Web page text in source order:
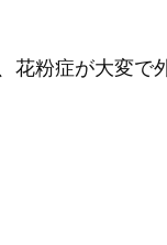
花粉症が大変で